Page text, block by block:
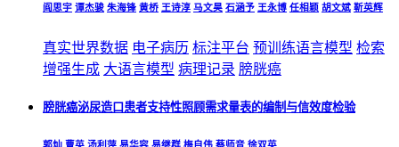
阎思宇 谭杰骏 朱海锋 黄桥 王诗淳 马文昊 石涵予 王永博 任相颖 胡文斌 靳英辉
真实世界数据 电子病历 标注平台 预训练语言模型 检索
增强生成 大语言模型 病理记录 膀胱癌
膀胱癌泌尿造口患者支持性照顾需求量表的编制与信效度检验
郭灿 曹英 汤利萍 易华容 易继群 梅自伟 蔡师音 徐双英